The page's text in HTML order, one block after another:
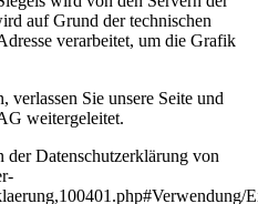
auf Grund der technischen
verarbeitet, um die Grafik
verlassen Sie unsere Seite und
weitergeleitet.
Datenschutzerklärung von